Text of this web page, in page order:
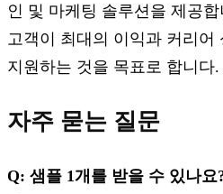
인 및 마케팅 솔루션을 제공합
고객이 최대의 이익과 커리어
지원하는 것을 목표로 합니다.
자주 묻는 질문
Q: 샘플 1개를 받을 수 있나